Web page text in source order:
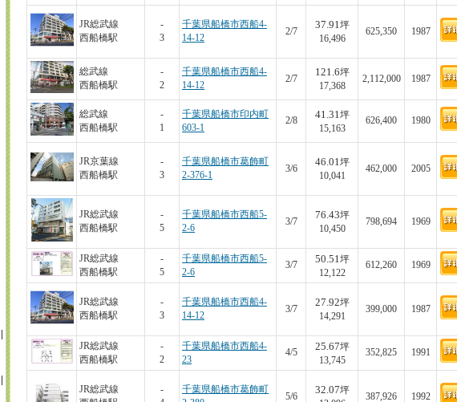
JR総武線
西船橋駅
-
3
千葉県船橋市西船4-
14-12
2/7
37.91坪
16,496
625,350 1987
総武線
西船橋駅
-
2
千葉県船橋市西船4-
14-12
2/7
121.6坪
17,368
2,112,000 1987
総武線
西船橋駅
-
1
千葉県船橋市印内町
603-1
2/8
41.31坪
15,163
626,400 1980
JR京葉線
西船橋駅
-
3
千葉県船橋市葛飾町
2-376-1
3/6
46.01坪
10,041
462,000 2005
JR総武線
西船橋駅
-
5
千葉県船橋市西船5-
2-6
3/7
76.43坪
10,450
798,694 1969
JR総武線
西船橋駅
-
5
千葉県船橋市西船5-
2-6
3/7
50.51坪
12,122
612,260 1969
JR総武線
西船橋駅
-
3
千葉県船橋市西船4-
14-12
3/7
27.92坪
14,291
399,000 1987
JR総武線
西船橋駅
-
2
千葉県船橋市西船4-
23
4/5
25.67坪
13,745
352,825 1991
JR総武線
-
千葉県船橋市葛飾町
5/6
32.07坪
387,926 1992